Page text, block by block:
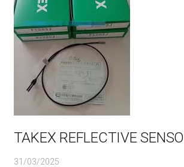
TAKEX REFLECTIVE
31/03/2025